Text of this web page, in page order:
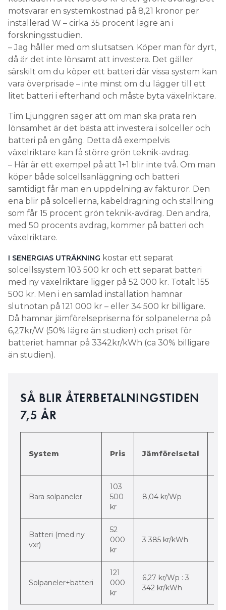
motsvarar en systemkostnad på 8,21 kronor per
installerad W – cirka 35 procent lägre än i
forskningsstudien.
– Jag håller med om slutsatsen. Köper man för dyrt,
då är det inte lönsamt att investera. Det gäller
särskilt om du köper ett batteri där vissa system kan
vara överprisade – inte minst om du lägger till ett
litet batteri i efterhand och måste byta växelriktare.
Tim Ljunggren säger att om man ska prata ren
lönsamhet är det bästa att investera i solceller och
batteri på en gång. Detta då exempelvis
växelriktare kan få större grön teknik-avdrag.
– Här är ett exempel på att 1+1 blir inte två. Om man
köper både solcellsanläggning och batteri
samtidigt får man en uppdelning av fakturor. Den
ena blir på solcellerna, kabeldragning och ställning
som får 15 procent grön teknik-avdrag. Den andra,
med 50 procents avdrag, kommer på batteri och
växelriktare.
I SENERGIAS UTRÄKNING kostar ett separat
solcellssystem 103 500 kr och ett separat batteri
med ny växelriktare ligger på 52 000 kr. Totalt 155
500 kr. Men i en samlad installation hamnar
slutnotan på 121 000 kr – eller 34 500 kr billigare.
Då hamnar jämförelsepriserna för solpanelerna på
6,27kr/W (50% lägre än studien) och priset för
batteriet hamnar på 3342kr/kWh (ca 30% billigare
än studien).
SÅ BLIR ÅTERBETALNINGSTIDEN
7,5 ÅR
System Pris Jämförelsetal
Bara solpaneler
103
500
kr
8,04 kr/Wp
Batteri (med ny
vxr)
52
000
kr
3 385 kr/kWh
Solpaneler+batteri
121
000
kr
6,27 kr/Wp : 3
342 kr/kWh